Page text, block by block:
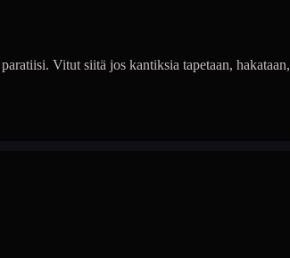
Vitut siitä jos kantiksia tapetaan,